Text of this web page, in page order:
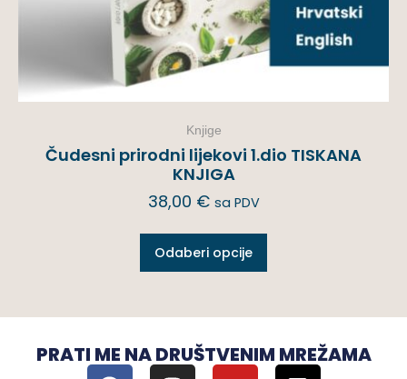
Knjige
Čudesni prirodni lijekovi 1.dio TISKANA
KNJIGA
38,00 € sa PDV
Odaberi opcije
PRATI ME NA DRUŠTVENIM MREŽAMA